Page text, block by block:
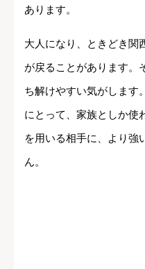
あります。
大人になり、ときどき関
が戻ることがあります。
ち解けやすい気がします
にとって、家族としか使
を用いる相手に、より強
ん。